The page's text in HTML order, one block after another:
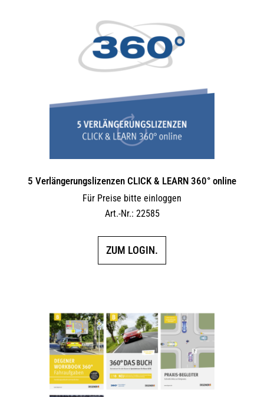
5 Verlängerungs­lizenzen CLICK & LEARN 360° online
Für Preise bitte einloggen
Art.-Nr.: 22585
ZUM LOGIN.